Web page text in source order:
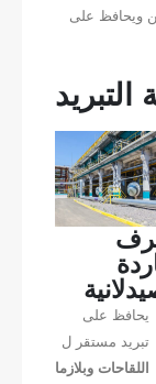
ويحافظ على
يحافظ على
تبريد مستقر ل
اللقاحات وبلازما